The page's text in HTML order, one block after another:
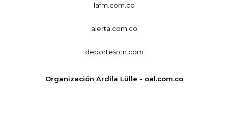
lafm.com.co
alerta.com.co
deportesrcn.com
Organización Ardila Lülle - oal.com.co